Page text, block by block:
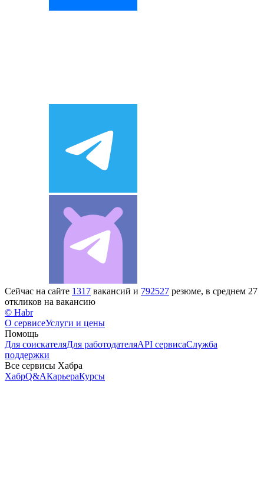
Сейчас на сайте 1317 вакансий и 792527 резюме, в среднем 27
откликов на вакансию
© Habr
О сервисеУслуги и цены
Помощь
Для соискателяДля работодателяAPI сервисаСлужба
поддержки
Все сервисы Хабра
ХабрQ&AКарьераКурсы